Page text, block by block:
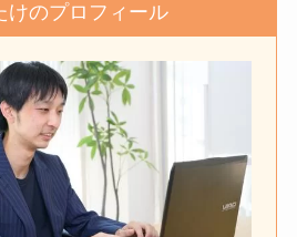
けのプロフィール